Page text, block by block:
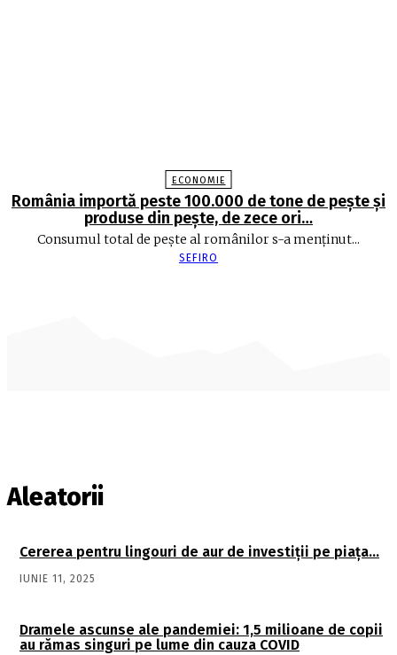
ECONOMIE
România importă peste 100.000 de tone de peşte şi
produse din peşte, de zece ori…
Consumul total de peşte al ro­mâ­nilor s-a menţinut...
SEFIRO
Aleatorii
Cererea pentru lingouri de aur de investiţii pe piaţa…
IUNIE 11, 2025
Dramele ascunse ale pandemiei: 1,5 milioane de copii
au rămas singuri pe lume din cauza COVID